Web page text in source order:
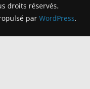
droits réservés.
par WordPress.